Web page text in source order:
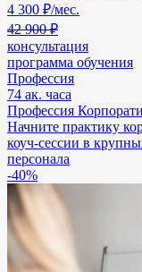
4 300 ₽/мес.
42 900 ₽
консультация
программа обучения
Профессия
74 ак. часа
Профессия
Начните практику
коуч-сессии в
персонала
-40%